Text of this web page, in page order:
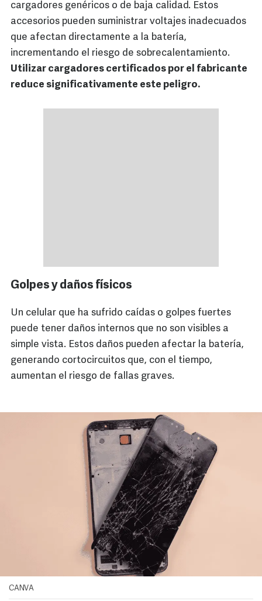
cargadores genéricos o de baja calidad. Estos
accesorios pueden suministrar voltajes inadecuados
que afectan directamente a la batería,
incrementando el riesgo de sobrecalentamiento.
Utilizar cargadores certificados por el fabricante
reduce significativamente este peligro.
Golpes y daños físicos
Un celular que ha sufrido caídas o golpes fuertes
puede tener daños internos que no son visibles a
simple vista. Estos daños pueden afectar la batería,
generando cortocircuitos que, con el tiempo,
aumentan el riesgo de fallas graves.
CANVA